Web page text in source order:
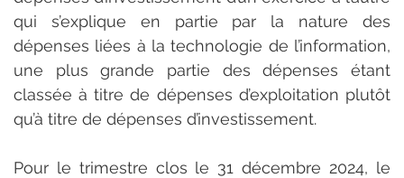
qui s’explique en partie par la nature des
dépenses liées à la technologie de l’information,
une plus grande partie des dépenses étant
classée à titre de dépenses d’exploitation plutôt
qu’à titre de dépenses d’investissement.
Pour le trimestre clos le 31 décembre 2024, le